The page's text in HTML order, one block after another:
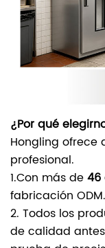
¿Por qué
Hongling ofrece
profesional.
1.Con más de46
fabricación ODM.
2. Todos los
de calidad